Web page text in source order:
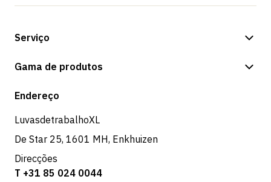
Serviço
Opções de pagamento
Devoluções e serviço
Gama de produtos
Loja
Endereço
LuvasdetrabalhoXL
De Star 25, 1601 MH, Enkhuizen
Direcções
T +31 85 024 0044